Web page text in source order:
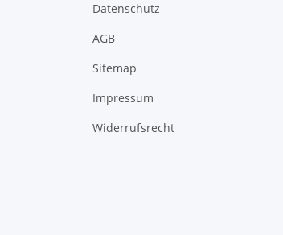
Datenschutz
AGB
Sitemap
Impressum
Widerrufsrecht